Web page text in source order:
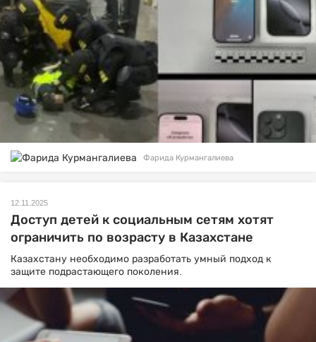
Фарида Курмангалиева
12.11.2025
Доступ детей к социальным сетям хотят
ограничить по возрасту в Казахстане
Казахстану необходимо разработать умный подход к
защите подрастающего поколения.